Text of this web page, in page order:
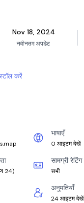
Nov 18, 2024
नवीनतम अपडेट
करें
भाषाएँ
0 आइटम देखें
24)
सामग्री रेटिंग
सभी
अनुमतियाँ
24 आइटम देखें